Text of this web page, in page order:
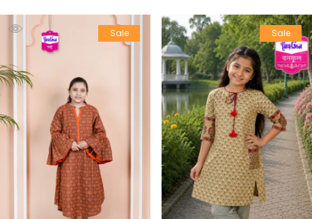
Sale Sale